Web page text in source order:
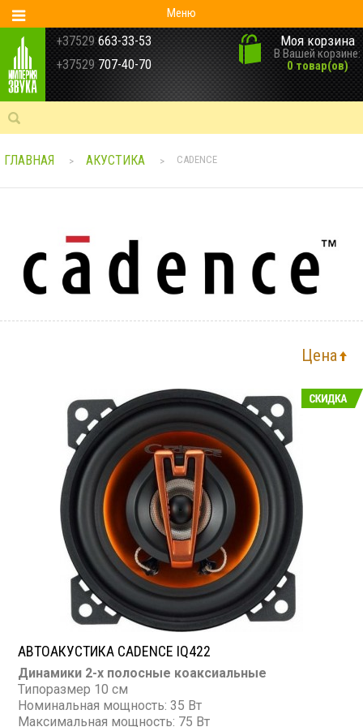
Меню
+37529 663-33-53
+37529 707-40-70
Моя корзина
В Вашей корзине:
0 товар(ов)
ГЛАВНАЯ > АКУСТИКА > CADENCE
Цена
АВТОАКУСТИКА CADENCE IQ422
Динамики 2-х полосные коаксиальные
Типоразмер 10 см
Номинальная мощность: 35 Вт
Максимальная мощность: 75 Вт